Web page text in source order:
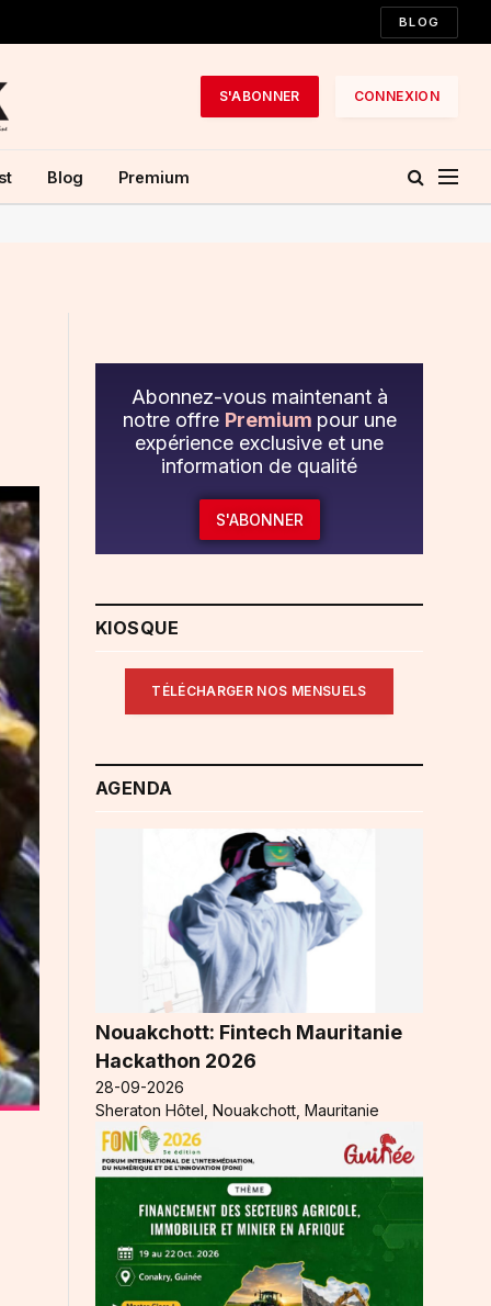
BLOG
S'ABONNER CONNEXION
Blog Premium
Abonnez-vous maintenant à
notre offre Premium pour une
expérience exclusive et une
information de qualité
S'ABONNER
KIOSQUE
TÉLÉCHARGER NOS MENSUELS
AGENDA
Nouakchott: Fintech Mauritanie
Hackathon 2026
28-09-2026
Sheraton Hôtel, Nouakchott, Mauritanie